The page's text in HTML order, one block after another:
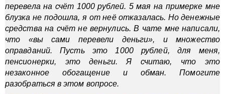
перевела на счёт 1000 рублей. 5 мая на примерке мне
блузка не подошла, я от неё отказалась. Но денежные
средства на счёт не вернулись. В чате мне написали,
что «вы сами перевели деньги», и множество
оправданий. Пусть это 1000 рублей, для меня,
пенсионерки, это деньги. Я считаю, что это
незаконное обогащение и обман. Помогите
разобраться в этом вопросе.